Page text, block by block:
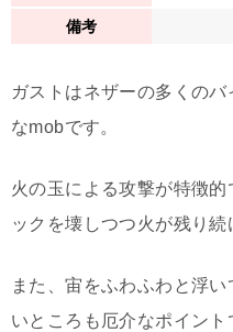
備考
ガストはネザーの多くの
なmobです。
火の玉による攻撃が特徴
ックを壊しつつ火が残り続
また、宙をふわふわと浮
いところも厄介なポイント